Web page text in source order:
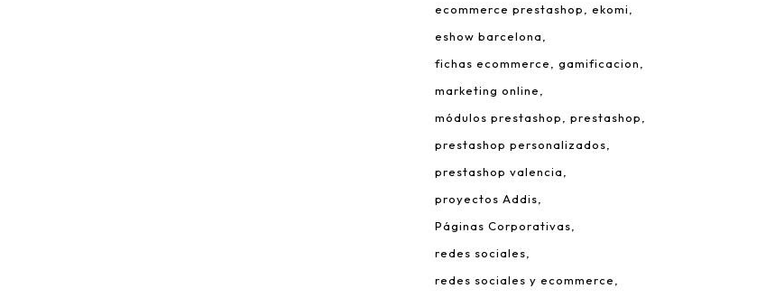
ecommerce prestashop
ekomi
eshow barcelona
fichas ecommerce
gamificacion
marketing online
módulos prestashop
prestashop
prestashop personalizados
prestashop valencia
proyectos Addis
Páginas Corporativas
redes sociales
redes sociales y ecommerce
C/ Leonardo da Vinci, 22.
Parque Tecnológico de Valencia.
46980 Paterna – Valencia
info@addis.es
(+34) 96 134 46 64